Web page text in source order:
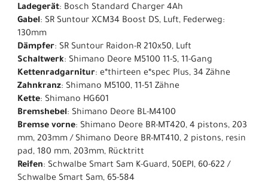
Ladegerät: Bosch Standard Charger 4Ah
Gabel: SR Suntour XCM34 Boost DS, Luft, Federweg:
130mm
Dämpfer: SR Suntour Raidon-R 210x50, Luft
Schaltwerk: Shimano Deore M5100 11-S, 11-Gang
Kettenradgarnitur: e*thirteen e*spec Plus, 34 Zähne
Zahnkranz: Shimano M5100, 11-51 Zähne
Kette: Shimano HG601
Bremshebel: Shimano Deore BL-M4100
Bremse vorne: Shimano Deore BR-MT420, 4 pistons, 203
mm, 203mm / Shimano Deore BR-MT410, 2 pistons, resin
pad, 180 mm, 203mm, Rücktritt
Reifen: Schwalbe Smart Sam K-Guard, 50EPI, 60-622 /
Schwalbe Smart Sam, 65-584